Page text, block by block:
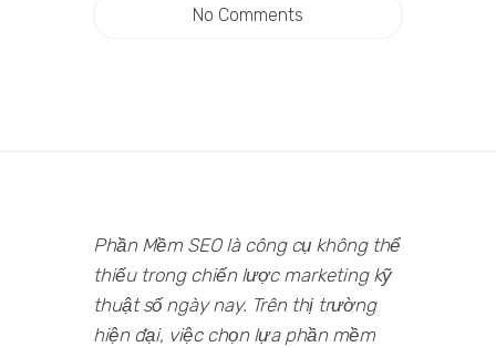
No Comments
Phần Mềm SEO là công cụ không thể
thiếu trong chiến lược marketing kỹ
thuật số ngày nay. Trên thị trường
hiện đại, việc chọn lựa phần mềm